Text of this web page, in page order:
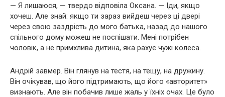
— Я лишаюся, — твердо відповіла Оксана. — Іди, якщо
хочеш. Але знай: якщо ти зараз вийдеш через ці двері
через свою заздрість до мого батька, назад до нашого
спільного дому можеш не поспішати. Мені потрібен
чоловік, а не примхлива дитина, яка рахує чужі колеса.
Андрій завмер. Він глянув на тестя, на тещу, на дружину.
Він очікував, що його підтримають, що його «авторитет»
визнають. Але він побачив лише жаль у їхніх очах. Це було